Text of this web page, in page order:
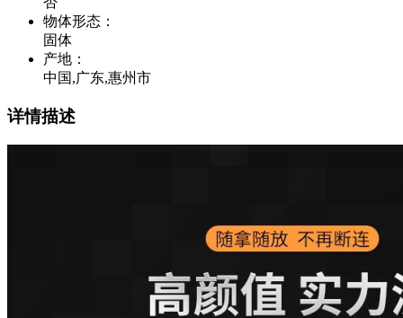
物体形态 ：
固体
产地 ：
中国,广东,惠州市
详情描述